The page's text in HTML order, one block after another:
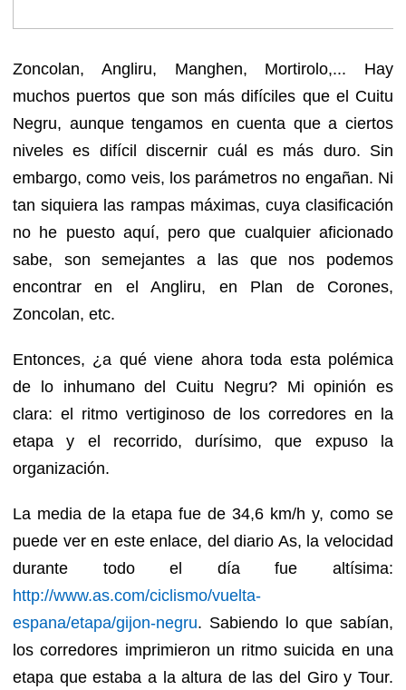
Zoncolan, Angliru, Manghen, Mortirolo,... Hay
muchos puertos que son más difíciles que el Cuitu
Negru, aunque tengamos en cuenta que a ciertos
niveles es difícil discernir cuál es más duro. Sin
embargo, como veis, los parámetros no engañan. Ni
tan siquiera las rampas máximas, cuya clasificación
no he puesto aquí, pero que cualquier aficionado
sabe, son semejantes a las que nos podemos
encontrar en el Angliru, en Plan de Corones,
Zoncolan, etc.
Entonces, ¿a qué viene ahora toda esta polémica
de lo inhumano del Cuitu Negru? Mi opinión es
clara: el ritmo vertiginoso de los corredores en la
etapa y el recorrido, durísimo, que expuso la
organización.
La media de la etapa fue de 34,6 km/h y, como se
puede ver en este enlace, del diario As, la velocidad
durante todo el día fue altísima:
http://www.as.com/ciclismo/vuelta-
espana/etapa/gijon-negru. Sabiendo lo que sabían,
los corredores imprimieron un ritmo suicida en una
etapa que estaba a la altura de las del Giro y Tour.